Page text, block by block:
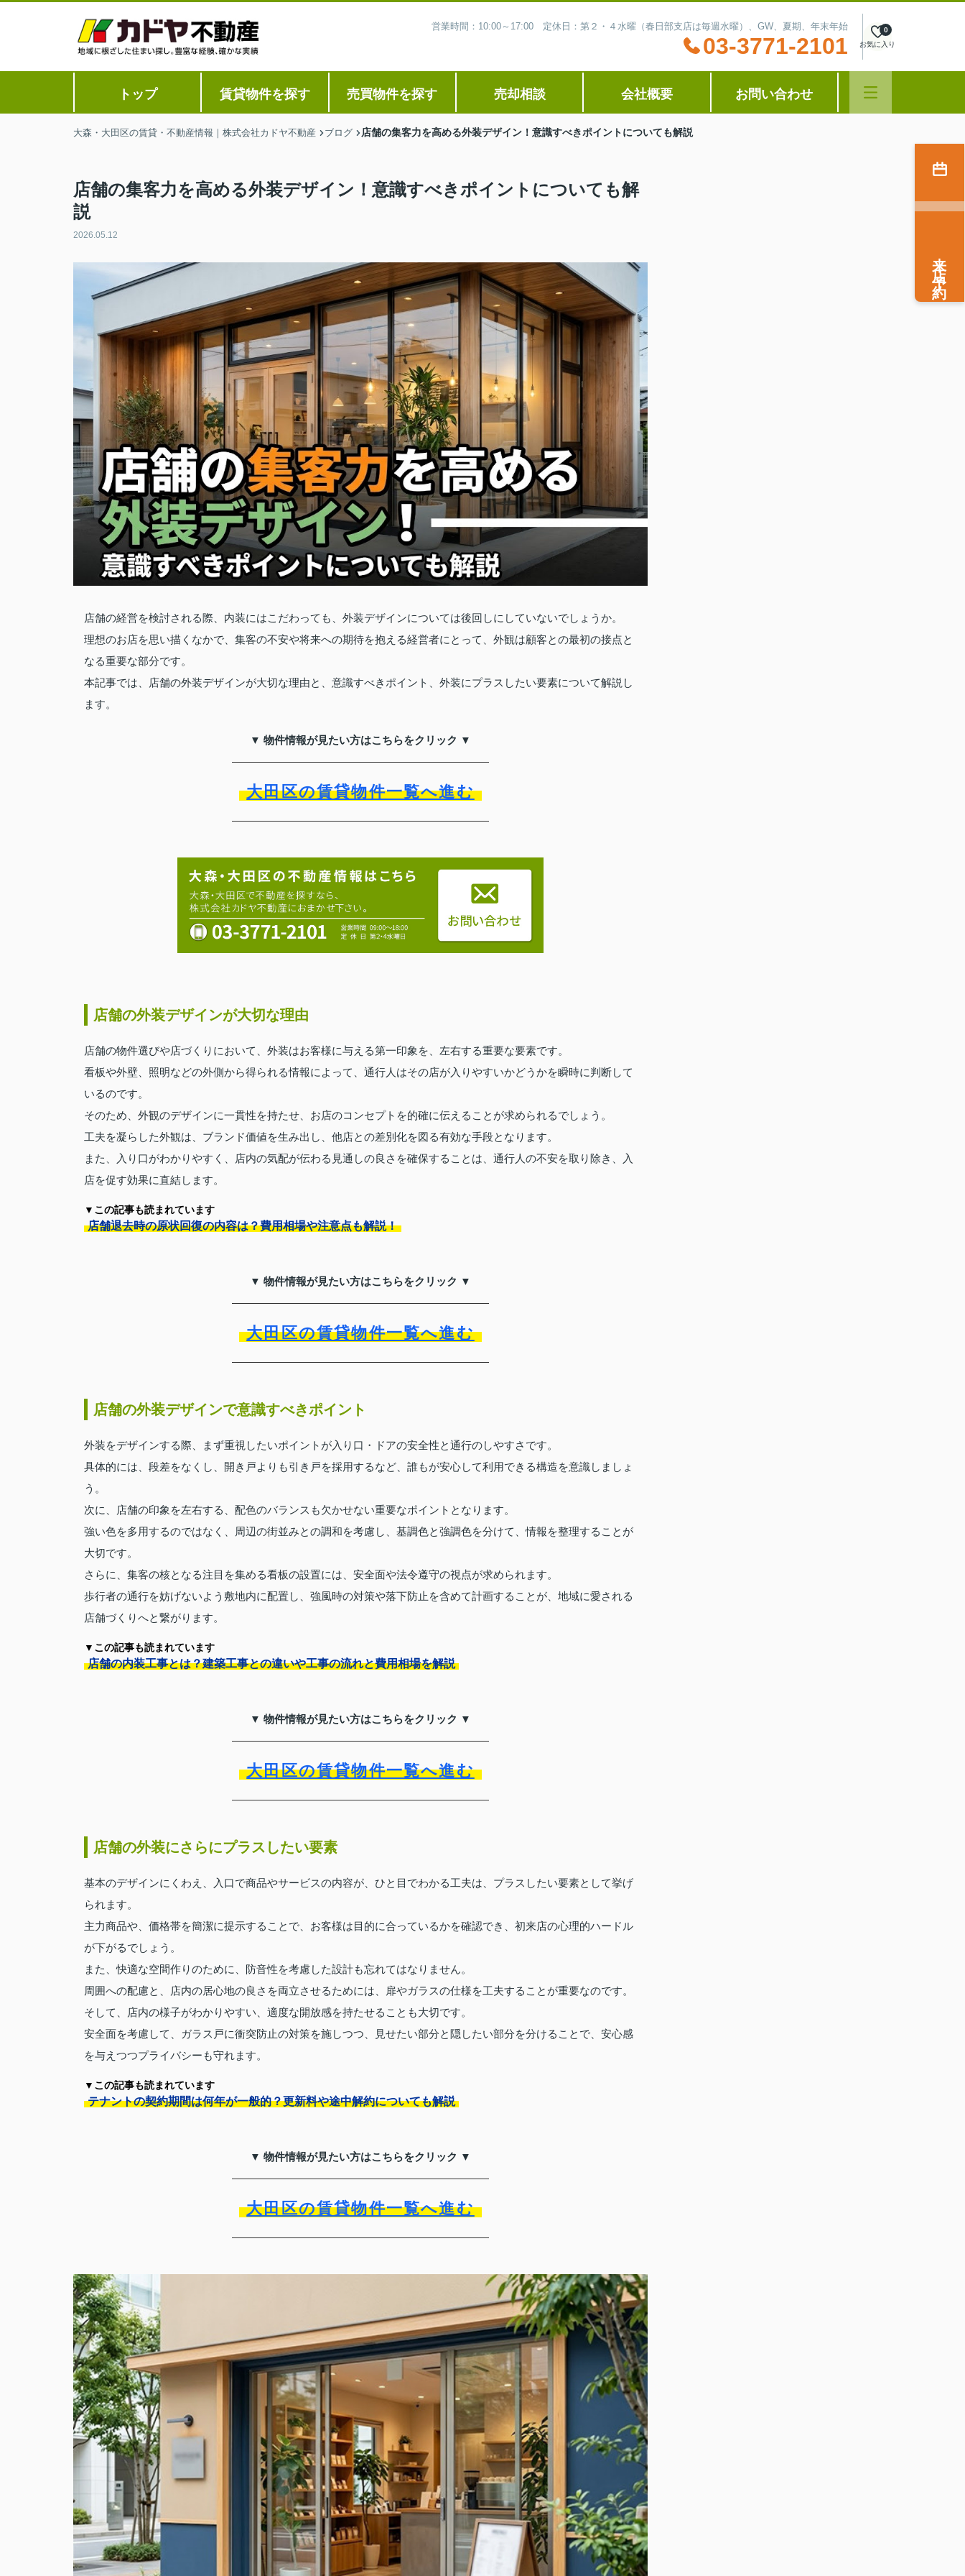
営業時間：10:00～17:00 定休日：第２・４水曜（春日部支店は毎週水曜）、GW、夏期、年末年始
03-3771-2101 お気に入り
0
トップ 賃貸物件を探す 売買物件を探す 売却相談 会社概要 お問い合わせ
大森・大田区の賃貸・不動産情報｜株式会社カドヤ不動産 ブログ 店舗の集客力を高める外装デザイン！意識すべきポイントについても解説
店舗の集客力を高める外装デザイン！意識すべきポイントについても解
説
2026.05.12
店舗の経営を検討される際、内装にはこだわっても、外装デザインについては後回しにしていないでしょうか。
理想のお店を思い描くなかで、集客の不安や将来への期待を抱える経営者にとって、外観は顧客との最初の接点と
なる重要な部分です。
本記事では、店舗の外装デザインが大切な理由と、意識すべきポイント、外装にプラスしたい要素について解説し
ます。
▼ 物件情報が見たい方はこちらをクリック ▼
大田区の賃貸物件一覧へ進む
店舗の外装デザインが大切な理由
店舗の物件選びや店づくりにおいて、外装はお客様に与える第一印象を、左右する重要な要素です。
看板や外壁、照明などの外側から得られる情報によって、通行人はその店が入りやすいかどうかを瞬時に判断して
いるのです。
そのため、外観のデザインに一貫性を持たせ、お店のコンセプトを的確に伝えることが求められるでしょう。
工夫を凝らした外観は、ブランド価値を生み出し、他店との差別化を図る有効な手段となります。
また、入り口がわかりやすく、店内の気配が伝わる見通しの良さを確保することは、通行人の不安を取り除き、入
店を促す効果に直結します。
▼この記事も読まれています
店舗退去時の原状回復の内容は？費用相場や注意点も解説！
▼ 物件情報が見たい方はこちらをクリック ▼
大田区の賃貸物件一覧へ進む
店舗の外装デザインで意識すべきポイント
外装をデザインする際、まず重視したいポイントが入り口・ドアの安全性と通行のしやすさです。
具体的には、段差をなくし、開き戸よりも引き戸を採用するなど、誰もが安心して利用できる構造を意識しましょ
う。
次に、店舗の印象を左右する、配色のバランスも欠かせない重要なポイントとなります。
強い色を多用するのではなく、周辺の街並みとの調和を考慮し、基調色と強調色を分けて、情報を整理することが
大切です。
さらに、集客の核となる注目を集める看板の設置には、安全面や法令遵守の視点が求められます。
歩行者の通行を妨げないよう敷地内に配置し、強風時の対策や落下防止を含めて計画することが、地域に愛される
店舗づくりへと繋がります。
▼この記事も読まれています
店舗の内装工事とは？建築工事との違いや工事の流れと費用相場を解説
▼ 物件情報が見たい方はこちらをクリック ▼
大田区の賃貸物件一覧へ進む
店舗の外装にさらにプラスしたい要素
基本のデザインにくわえ、入口で商品やサービスの内容が、ひと目でわかる工夫は、プラスしたい要素として挙げ
られます。
主力商品や、価格帯を簡潔に提示することで、お客様は目的に合っているかを確認でき、初来店の心理的ハードル
が下がるでしょう。
また、快適な空間作りのために、防音性を考慮した設計も忘れてはなりません。
周囲への配慮と、店内の居心地の良さを両立させるためには、扉やガラスの仕様を工夫することが重要なのです。
そして、店内の様子がわかりやすい、適度な開放感を持たせることも大切です。
安全面を考慮して、ガラス戸に衝突防止の対策を施しつつ、見せたい部分と隠したい部分を分けることで、安心感
を与えつつプライバシーも守れます。
▼この記事も読まれています
テナントの契約期間は何年が一般的？更新料や途中解約についても解説
▼ 物件情報が見たい方はこちらをクリック ▼
大田区の賃貸物件一覧へ進む
来店予約